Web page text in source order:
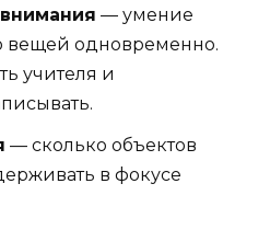
— умение
вещей одновременно.
учителя и
— сколько объектов
в фокусе